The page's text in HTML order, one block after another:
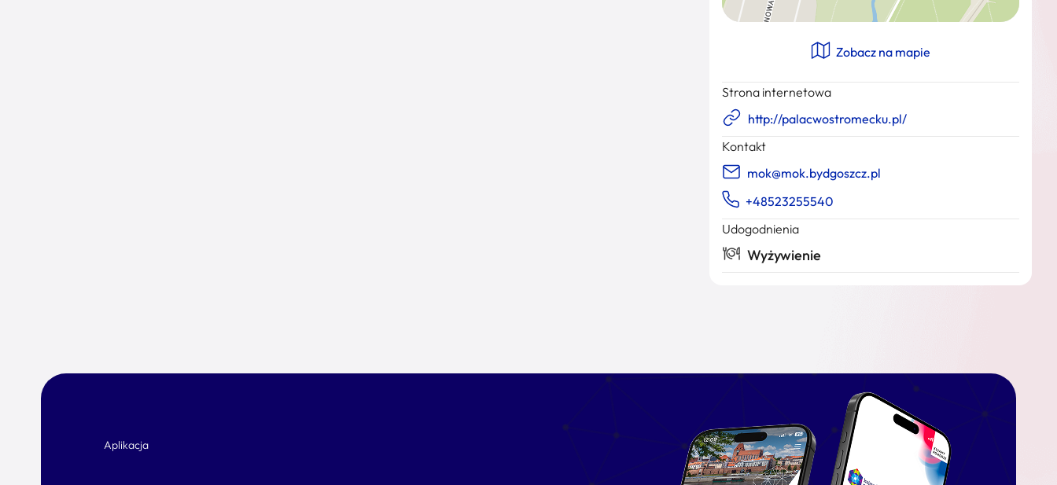
Zobacz na mapie
Strona internetowa
http://palacwostromecku.pl/
Kontakt
mok@mok.bydgoszcz.pl
+48523255540
Udogodnienia
Wyżywienie
Aplikacja